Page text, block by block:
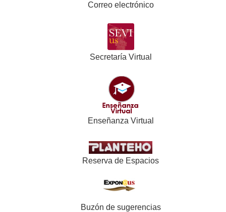
Correo electrónico
Secretaría Virtual
Enseñanza Virtual
Reserva de Espacios
Buzón de sugerencias